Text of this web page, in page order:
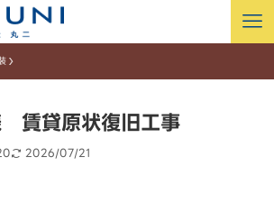
貸原状復旧工事
2026/07/21